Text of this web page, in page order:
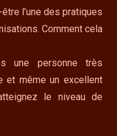
l’une des pratiques
Comment cela
une personne très
et même un excellent
le niveau de